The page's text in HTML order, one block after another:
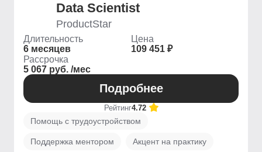
Data Scientist
ProductStar
Длительность
6 месяцев
Цена
109 451 ₽
Рассрочка
5 067 руб. /мес
Подробнее
Рейтинг4.72
Помощь с трудоустройством
Поддержка ментором Акцент на практику